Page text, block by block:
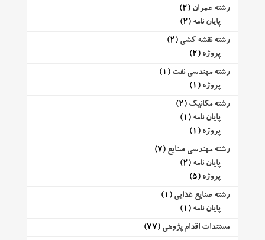
رشته عمران (2)
پایان نامه (2)
رشته نقشه کشی (2)
پروژه (2)
رشته مهندسی نفت (1)
پروژه (1)
رشته مکانیک (2)
پایان نامه (1)
پروژه (1)
رشته مهندسی صنایع (7)
پایان نامه (2)
پروژه (5)
رشته صنایع غذایی (1)
پایان نامه (1)
مستندات اقدام پژوهی (77)